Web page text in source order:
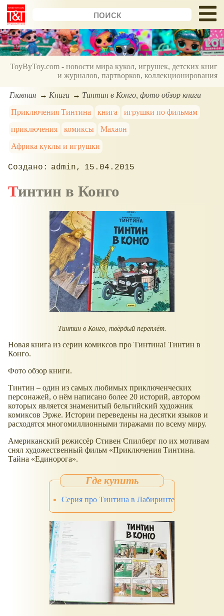
ToyByToy.com - новости мира кукол, игрушек, детских книг
и журналов, партворков, коллекционирования
Главная Книги
Тинтин в Конго, фото обзор книги
Приключения Тинтина
книга
игрушки по фильмам
приключения
комиксы
Махаон
Африка куклы и игрушки
admin 15.04.2015
Тинтин в Конго
Тинтин в Конго, твёрдый переплёт.
Новая книга из серии комиксов про Тинтина! Тинтин в
Конго.
Фото обзор книги.
Тинтин – один из самых любимых приключенческих
персонажей, о нём написано более 20 историй, автором
которых является знаменитый бельгийский художник
комиксов Эрже. Истории переведены на десятки языков и
расходятся многомиллионными тиражами по всему миру.
Американский режиссёр Стивен Спилберг по их мотивам
снял художественный фильм «Приключения Тинтина.
Тайна «Единорога».
Серия про Тинтина в Лабиринте